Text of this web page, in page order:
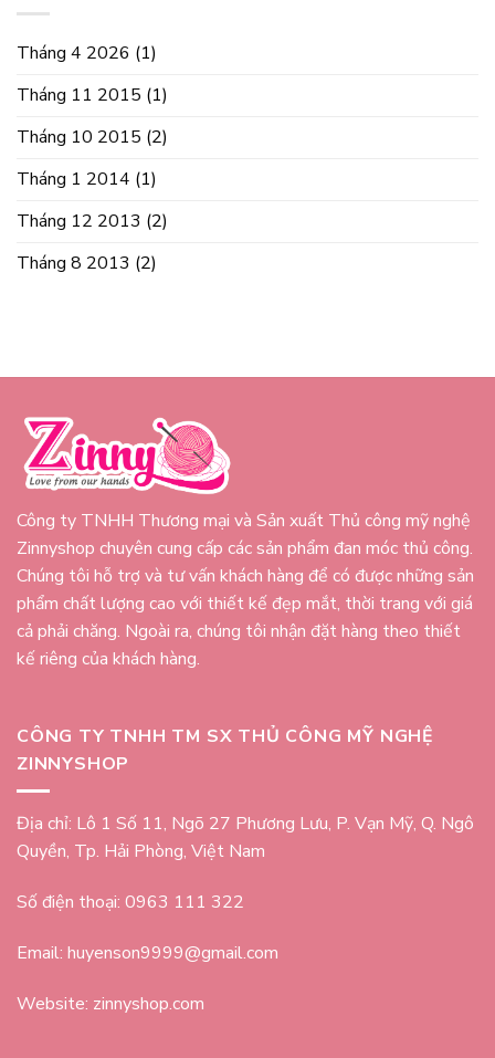
Tháng 4 2026 (1)
Tháng 11 2015 (1)
Tháng 10 2015 (2)
Tháng 1 2014 (1)
Tháng 12 2013 (2)
Tháng 8 2013 (2)
Công ty TNHH Thương mại và Sản xuất Thủ công mỹ nghệ
Zinnyshop chuyên cung cấp các sản phẩm đan móc thủ công.
Chúng tôi hỗ trợ và tư vấn khách hàng để có được những sản
phẩm chất lượng cao với thiết kế đẹp mắt, thời trang với giá
cả phải chăng. Ngoài ra, chúng tôi nhận đặt hàng theo thiết
kế riêng của khách hàng.
CÔNG TY TNHH TM SX THỦ CÔNG MỸ NGHỆ
ZINNYSHOP
Địa chỉ: Lô 1 Số 11, Ngõ 27 Phương Lưu, P. Vạn Mỹ, Q. Ngô
Quyền, Tp. Hải Phòng, Việt Nam
Số điện thoại: 0963 111 322
Email: huyenson9999@gmail.com
Website: zinnyshop.com